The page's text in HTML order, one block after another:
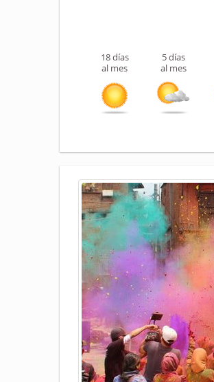
18 días
al mes
5 días
al mes